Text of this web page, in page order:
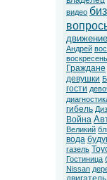
видео
движение
Андрей
Граждане
девушки
гости
гибель
Война
Великий
вода
газель
Гостиница
Nissan